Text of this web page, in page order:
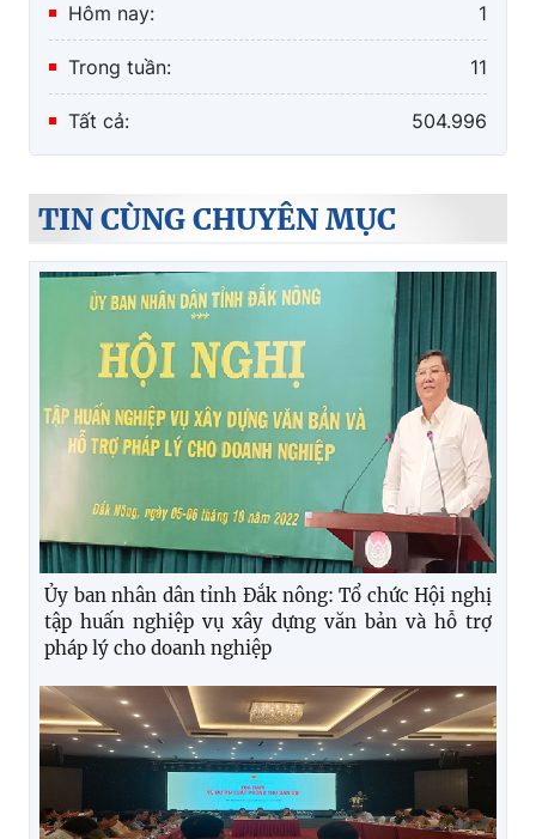
Hôm nay: 1
Trong tuần: 11
Tất cả: 504.996
TIN CÙNG CHUYÊN MỤC
Ủy ban nhân dân tỉnh Đắk nông: Tổ chức Hội nghị
tập huấn nghiệp vụ xây dựng văn bản và hỗ trợ
pháp lý cho doanh nghiệp